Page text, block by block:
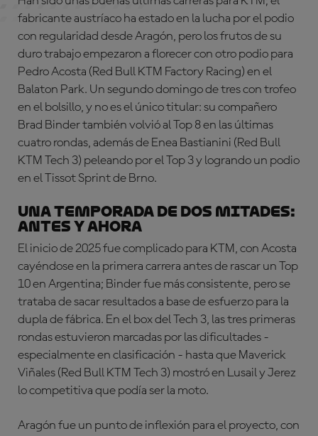
fabricante austríaco ha estado en la lucha por el podio
con regularidad desde Aragón, pero los frutos de su
duro trabajo empezaron a florecer con otro podio para
Pedro Acosta (Red Bull KTM Factory Racing) en el
Balaton Park. Un segundo domingo de tres con trofeo
en el bolsillo, y no es el único titular: su compañero
Brad Binder también volvió al Top 8 en las últimas
cuatro rondas, además de Enea Bastianini (Red Bull
KTM Tech 3) peleando por el Top 3 y logrando un podio
en el Tissot Sprint de Brno.
UNA TEMPORADA DE DOS MITADES:
antes y ahora
El inicio de 2025 fue complicado para KTM, con Acosta
cayéndose en la primera carrera antes de rascar un Top
10 en Argentina; Binder fue más consistente, pero se
trataba de sacar resultados a base de esfuerzo para la
dupla de fábrica. En el box del Tech 3, las tres primeras
rondas estuvieron marcadas por las dificultades -
especialmente en clasificación - hasta que Maverick
Viñales (Red Bull KTM Tech 3) mostró en Lusail y Jerez
lo competitiva que podía ser la moto.
Aragón fue un punto de inflexión para el proyecto, con